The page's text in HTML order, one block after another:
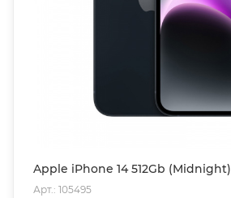
Apple iPhone 14 512Gb (Midnight)
Арт.: 105495